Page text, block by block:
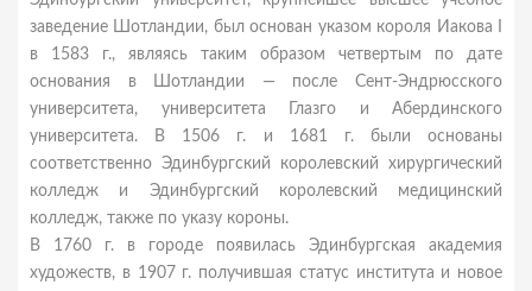
заведение Шотландии, был основан указом короля Иакова I
в 1583 г., являясь таким образом четвертым по дате
основания в Шотландии — после Сент-Эндрюсского
университета, университета Глазго и Абердинского
университета. В 1506 г. и 1681 г. были основаны
соответственно Эдинбургский королевский хирургический
колледж и Эдинбургский королевский медицинский
колледж, также по указу короны.
В 1760 г. в городе появилась Эдинбургская академия
художеств, в 1907 г. получившая статус института и новое